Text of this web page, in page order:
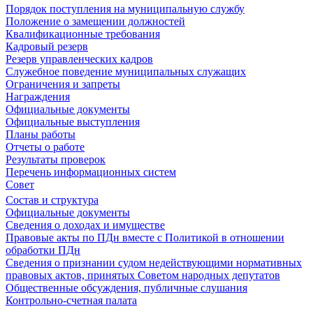
Порядок поступления на муниципальную службу
Положение о замещении должностей
Квалификационные требования
Кадровый резерв
Резерв управленческих кадров
Служебное поведение муниципальных служащих
Ограничения и запреты
Награждения
Официальные документы
Официальные выступления
Планы работы
Отчеты о работе
Результаты проверок
Перечень информационных систем
Совет
Состав и структура
Официальные документы
Сведения о доходах и имуществе
Правовые акты по ПДн вместе с Политикой в отношении
обработки ПДн
Сведения о признании судом недействующими нормативных
правовых актов, принятых Советом народных депутатов
Общественные обсуждения, публичные слушания
Контрольно-счетная палата